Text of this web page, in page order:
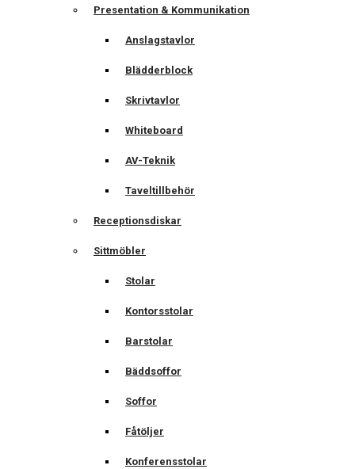
Presentation & Kommunikation
Anslagstavlor
Blädderblock
Skrivtavlor
Whiteboard
AV-Teknik
Taveltillbehör
Receptionsdiskar
Sittmöbler
Stolar
Kontorsstolar
Barstolar
Bäddsoffor
Soffor
Fåtöljer
Konferensstolar